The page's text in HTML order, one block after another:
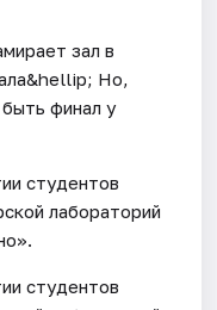
зал в
Но,
финал у
студентов
лабораторий
студентов